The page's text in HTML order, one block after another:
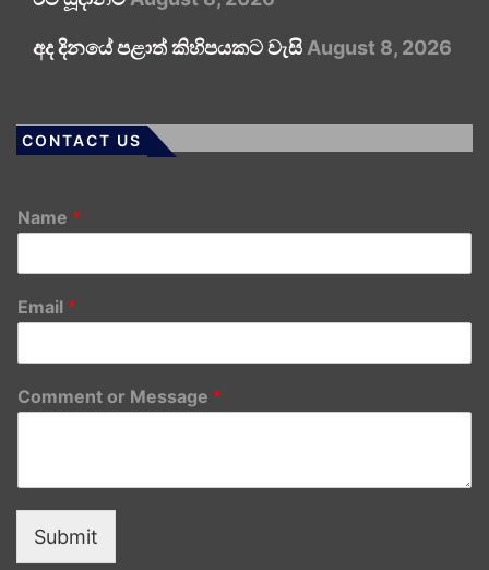
අද දිනයේ පළාත් කිහිපයකට වැසි August 8, 2026
CONTACT US
Name *
Email *
Comment or Message *
Submit